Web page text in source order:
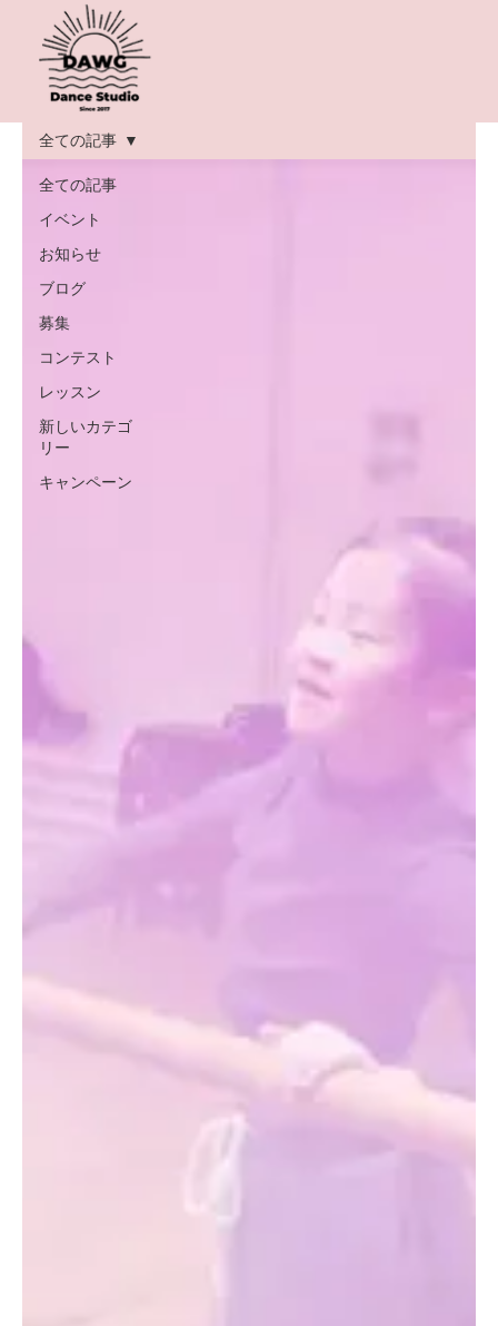
全ての記事
イベント
お知らせ
ブログ
募集
コンテスト
レッスン
新しいカテゴ
リー
キャンペーン
全ての記事